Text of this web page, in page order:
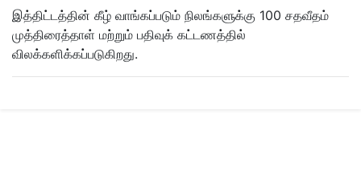
இத்திட்டத்தின் கீழ் வாங்கப்படும் நிலங்களுக்கு 100 சதவீதம்
முத்திரைத்தாள் மற்றும் பதிவுக் கட்டணத்தில்
விலக்களிக்கப்படுகிறது.